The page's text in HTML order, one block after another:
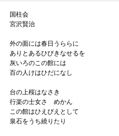
国柱会
宮沢賢治
外の面には春日うららに
ありとあるひびきなせるを
灰いろのこの館には
百の人けはひだになし
台の上桜はなさき
行楽の士女さゞめかん
この館はひえびえとして
泉石をうち繞りたり